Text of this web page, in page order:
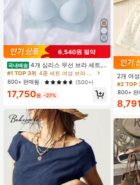
6,540원 절약
국내배송 4개 심리스 무선 브라 세트,
작은 가슴 보정, 초박형 통기성 아이스
실크 섹시 편안한 백리스 란제리 브라,
조절 가능
#1 TOP 3위
4종 세트 여성 브라 & 브랄렛
600+ 판매됨
(500+)
17,750원 -27%
2개 여
팔 버튼
운지웨
#2 TOP
800+ 판
8,791